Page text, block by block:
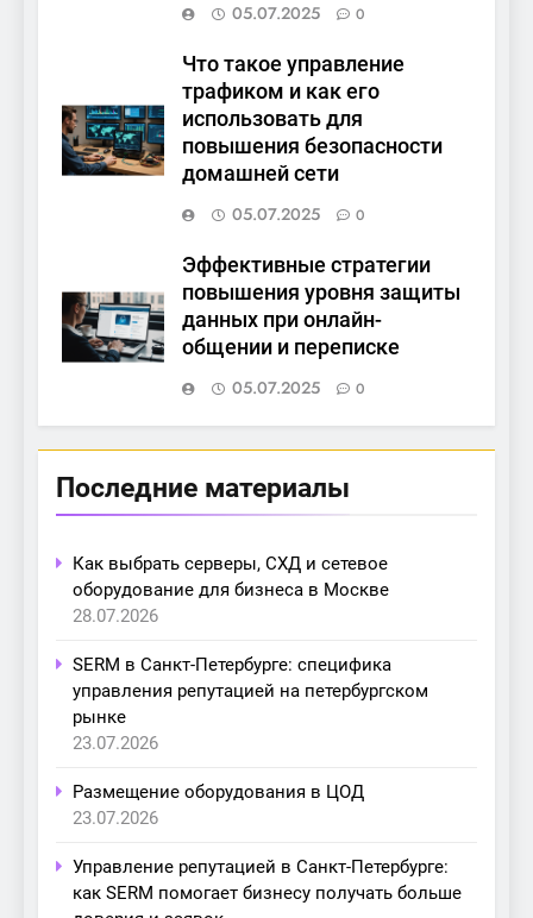
05.07.2025
0
Что такое управление
трафиком и как его
использовать для
повышения безопасности
домашней сети
05.07.2025
0
Эффективные стратегии
повышения уровня защиты
данных при онлайн-
общении и переписке
05.07.2025
0
Последние материалы
Как выбрать серверы, СХД и сетевое
оборудование для бизнеса в Москве
28.07.2026
SERM в Санкт-Петербурге: специфика
управления репутацией на петербургском
рынке
23.07.2026
Размещение оборудования в ЦОД
23.07.2026
Управление репутацией в Санкт-Петербурге:
как SERM помогает бизнесу получать больше